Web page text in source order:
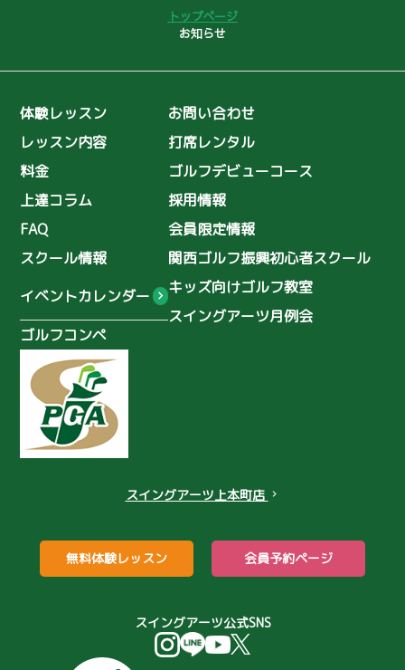
2025年11月
2025年10月
2025年9月
2025年8月
2025年7月
2025年6月
ゴルフコンペ
島野璃央
ユーティリティ
ゴルフ普及
初心者スクール
ゴルフ復興協会
シングルへの道
ゴルフコーチ
木ノ本星空
浦上真乙
鈴木海咲
田中 佑季
小井手音葉
ワンオンチャレンジ
ケア
ストレッチ
ゴルフマナー
コンペ
忘年会
パター
ゴルフバカ
打ちっぱなし場
伏尾ゴルフ倶楽部
月例会
バンカーのコツ
トップページ
お知らせ
体験レッスン
レッスン内容
料金
上達コラム
FAQ
スクール情報
イベントカレンダー
ゴルフコンペ
お問い合わせ
打席レンタル
ゴルフデビューコース
採用情報
会員限定情報
関西ゴルフ振興初心者スクール
キッズ向けゴルフ教室
スイングアーツ月例会
スイングアーツ上本町店 chevron_right
無料体験レッスン 会員予約ページ
スイングアーツ公式SNS